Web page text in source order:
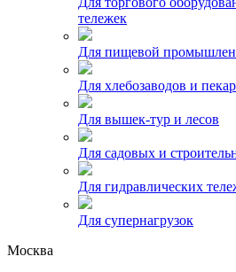
тележек
Для пищевой
Для хлебозаводов и
Для вышек-тур и лесов
Для садовых и
Для гидравлических
Для супернагрузок
Москва